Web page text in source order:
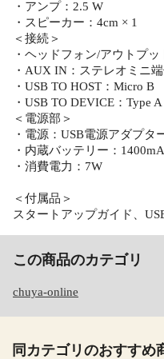
・アンプ：2.5 W
・スピーカー：4cm × 1
＜接続＞
・ヘッドフォン/アウトプ
・AUX IN：ステレオミニ
・USB TO HOST：Micro B
・USB TO DEVICE：Type A
＜電源部＞
・電源：USB電源アダプタ
・内蔵バッテリー：
・消費電力：7W
＜付属品＞
スタートアップガイド、
この商品のカテゴリ
chuya-online
同カテゴリのおすすめ